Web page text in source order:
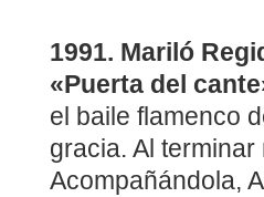
1991. Mariló
«Puerta del
el baile flamenco
gracia. Al
Acompañándola,